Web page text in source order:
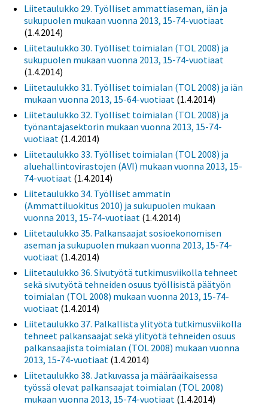
Liitetaulukko 29. Työlliset ammattiaseman, iän ja
sukupuolen mukaan vuonna 2013, 15-74-vuotiaat
(1.4.2014)
Liitetaulukko 30. Työlliset toimialan (TOL 2008) ja
sukupuolen mukaan vuonna 2013, 15-74-vuotiaat
(1.4.2014)
Liitetaulukko 31. Työlliset toimialan (TOL 2008) ja iän
mukaan vuonna 2013, 15-64-vuotiaat (1.4.2014)
Liitetaulukko 32. Työlliset toimialan (TOL 2008) ja
työnantajasektorin mukaan vuonna 2013, 15-74-
vuotiaat (1.4.2014)
Liitetaulukko 33. Työlliset toimialan (TOL 2008) ja
aluehallintovirastojen (AVI) mukaan vuonna 2013, 15-
74-vuotiaat (1.4.2014)
Liitetaulukko 34. Työlliset ammatin
(Ammattiluokitus 2010) ja sukupuolen mukaan
vuonna 2013, 15-74-vuotiaat (1.4.2014)
Liitetaulukko 35. Palkansaajat sosioekonomisen
aseman ja sukupuolen mukaan vuonna 2013, 15-74-
vuotiaat (1.4.2014)
Liitetaulukko 36. Sivutyötä tutkimusviikolla tehneet
sekä sivutyötä tehneiden osuus työllisistä päätyön
toimialan (TOL 2008) mukaan vuonna 2013, 15-74-
vuotiaat (1.4.2014)
Liitetaulukko 37. Palkallista ylityötä tutkimusviikolla
tehneet palkansaajat sekä ylityötä tehneiden osuus
palkansaajista toimialan (TOL 2008) mukaan vuonna
2013, 15-74-vuotiaat (1.4.2014)
Liitetaulukko 38. Jatkuvassa ja määräaikaisessa
työssä olevat palkansaajat toimialan (TOL 2008)
mukaan vuonna 2013, 15-74-vuotiaat (1.4.2014)